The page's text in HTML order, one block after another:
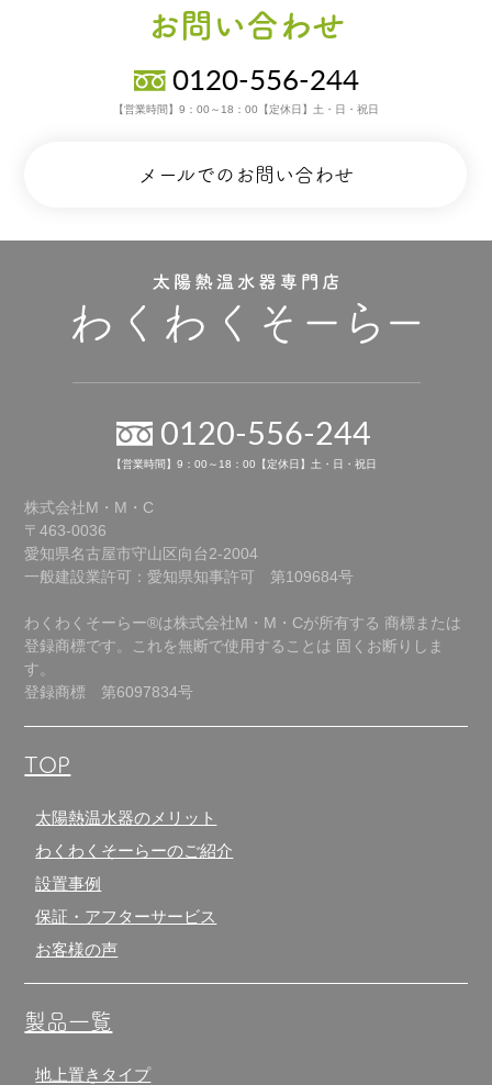
お問い合わせ
0120-556-244
【営業時間】9：00～18：00【定休日】土・日・祝日
メールでのお問い合わせ
0120-556-244
【営業時間】9：00～18：00【定休日】土・日・祝日
株式会社M・M・C
〒463-0036
愛知県名古屋市守山区向台2-2004
一般建設業許可：愛知県知事許可 第109684号
わくわくそーらー®は株式会社M・M・Cが所有する 商標または
登録商標です。これを無断で使用することは 固くお断りしま
す。
登録商標 第6097834号
TOP
太陽熱温水器のメリット
わくわくそーらーのご紹介
設置事例
保証・アフターサービス
お客様の声
製品一覧
地上置きタイプ